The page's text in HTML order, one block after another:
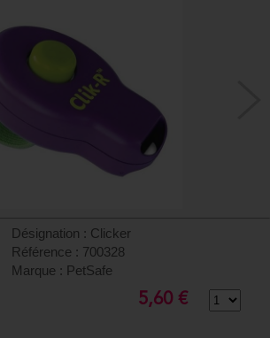
Désignation : Clicker
Référence : 700328
Marque : PetSafe
5,60 €